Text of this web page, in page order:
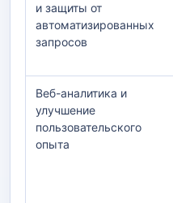
и защиты от
автоматизированных
запросов
Веб-аналитика и
улучшение
пользовательского
опыта